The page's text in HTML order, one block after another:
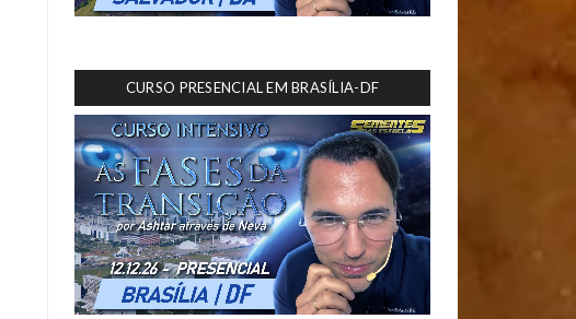
CURSO PRESENCIAL EM BRASÍLIA-DF